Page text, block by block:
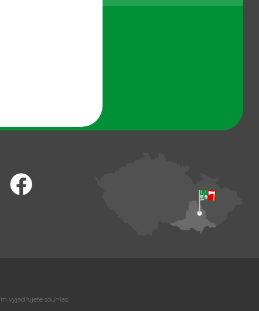
vyjadřujete souhlas.